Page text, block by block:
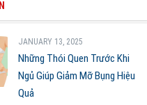
JANUARY 13, 2025
Những Thói Quen Trước Khi
Ngủ Giúp Giảm Mỡ Bụng Hiệu
Quả